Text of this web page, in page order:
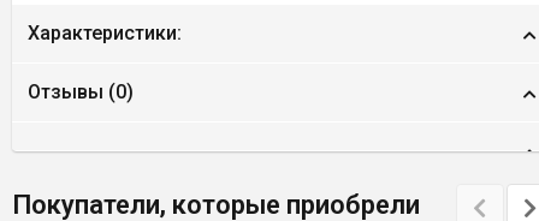
Характеристики:
Отзывы (0)
Покупатели, которые приобрели